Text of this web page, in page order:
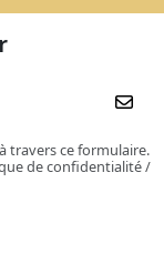
travers ce formulaire.
de confidentialité /